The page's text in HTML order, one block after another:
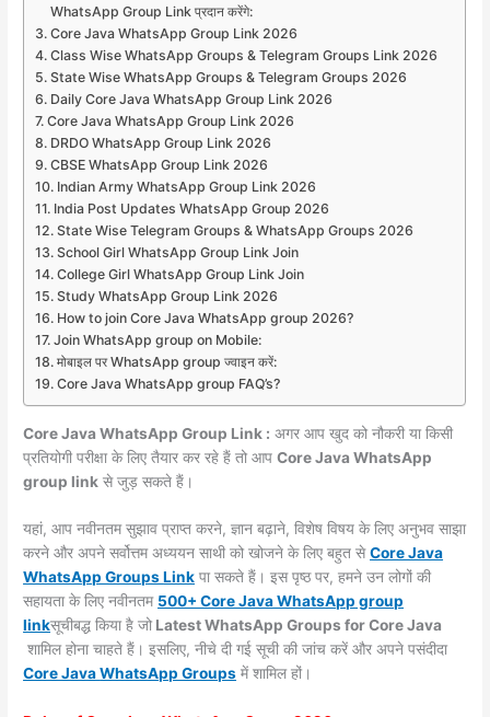
WhatsApp Group Link प्रदान करेंगे:
Core Java WhatsApp Group Link 2026
Class Wise WhatsApp Groups & Telegram Groups Link 2026
State Wise WhatsApp Groups & Telegram Groups 2026
Daily Core Java WhatsApp Group Link 2026
Core Java WhatsApp Group Link 2026
DRDO WhatsApp Group Link 2026
CBSE WhatsApp Group Link 2026
Indian Army WhatsApp Group Link 2026
India Post Updates WhatsApp Group 2026
State Wise Telegram Groups & WhatsApp Groups 2026
School Girl WhatsApp Group Link Join
College Girl WhatsApp Group Link Join
Study WhatsApp Group Link 2026
How to join Core Java WhatsApp group 2026?
Join WhatsApp group on Mobile:
मोबाइल पर WhatsApp group ज्वाइन करें:
Core Java WhatsApp group FAQ’s?
Core Java WhatsApp Group Link : अगर आप खुद को नौकरी या किसी
प्रतियोगी परीक्षा के लिए तैयार कर रहे हैं तो आपCore Java WhatsApp
group link से जुड़ सकते हैं।
यहां, आप नवीनतम सुझाव प्राप्त करने, ज्ञान बढ़ाने, विशेष विषय के लिए अनुभव साझा
करने और अपने सर्वोत्तम अध्ययन साथी को खोजने के लिए बहुत सेCore Java
WhatsApp GroupsLink पा सकते हैं। इस पृष्ठ पर, हमने उन लोगों की
सहायता के लिए नवीनतम 500+ Core Java WhatsApp group
linkसूचीबद्ध किया है जो Latest WhatsApp Groups for Core Java
शामिल होना चाहते हैं। इसलिए, नीचे दी गई सूची की जांच करें और अपने पसंदीदा
Core JavaWhatsApp Groups में शामिल हों।